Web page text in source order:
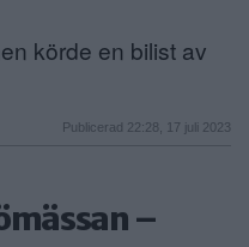
körde en bilist av
Publicerad 22:28, 17 juli 2023
–